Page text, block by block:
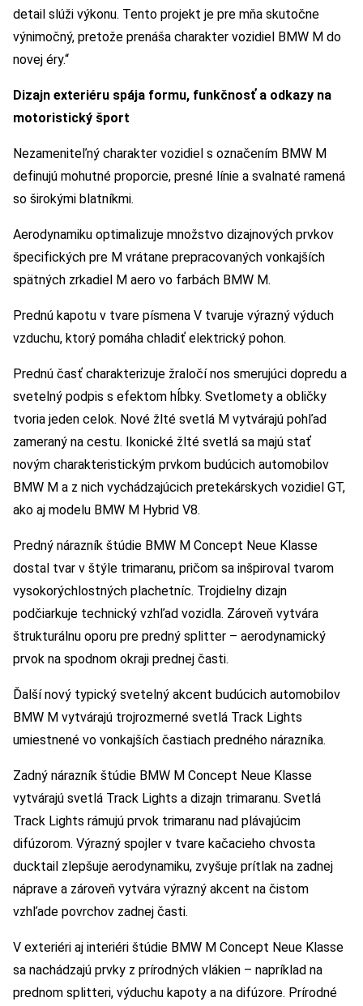
detail slúži výkonu. Tento projekt je pre mňa skutočne
výnimočný, pretože prenáša charakter vozidiel BMW M do
novej éry.“
Dizajn exteriéru spája formu, funkčnosť a odkazy na
motoristický šport
Nezameniteľný charakter vozidiel s označením BMW M
definujú mohutné proporcie, presné línie a svalnaté ramená
so širokými blatníkmi.
Aerodynamiku optimalizuje množstvo dizajnových prvkov
špecifických pre M vrátane prepracovaných vonkajších
spätných zrkadiel M aero vo farbách BMW M.
Prednú kapotu v tvare písmena V tvaruje výrazný výduch
vzduchu, ktorý pomáha chladiť elektrický pohon.
Prednú časť charakterizuje žraločí nos smerujúci dopredu a
svetelný podpis s efektom hĺbky. Svetlomety a obličky
tvoria jeden celok. Nové žlté svetlá M vytvárajú pohľad
zameraný na cestu. Ikonické žlté svetlá sa majú stať
novým charakteristickým prvkom budúcich automobilov
BMW M a z nich vychádzajúcich pretekárskych vozidiel GT,
ako aj modelu BMW M Hybrid V8.
Predný nárazník štúdie BMW M Concept Neue Klasse
dostal tvar v štýle trimaranu, pričom sa inšpiroval tvarom
vysokorýchlostných plachetníc. Trojdielny dizajn
podčiarkuje technický vzhľad vozidla. Zároveň vytvára
štrukturálnu oporu pre predný splitter – aerodynamický
prvok na spodnom okraji prednej časti.
Ďalší nový typický svetelný akcent budúcich automobilov
BMW M vytvárajú trojrozmerné svetlá Track Lights
umiestnené vo vonkajších častiach predného nárazníka.
Zadný nárazník štúdie BMW M Concept Neue Klasse
vytvárajú svetlá Track Lights a dizajn trimaranu. Svetlá
Track Lights rámujú prvok trimaranu nad plávajúcim
difúzorom. Výrazný spojler v tvare kačacieho chvosta
ducktail zlepšuje aerodynamiku, zvyšuje prítlak na zadnej
náprave a zároveň vytvára výrazný akcent na čistom
vzhľade povrchov zadnej časti.
V exteriéri aj interiéri štúdie BMW M Concept Neue Klasse
sa nachádzajú prvky z prírodných vlákien – napríklad na
prednom splitteri, výduchu kapoty a na difúzore. Prírodné